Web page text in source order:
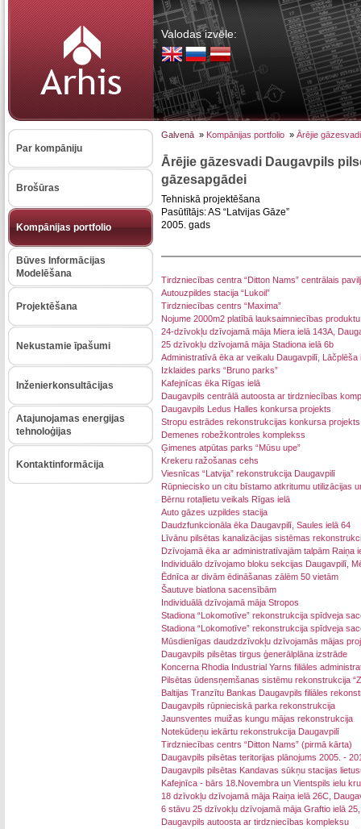
Valodas izvēle:
Par kompāniju
Brošūras
Kompānijas portfolio
Būves Informācijas
Modelēšana
Projektēšana
Nekustamie īpašumi
Inženierkonsultācijas
Atajunojamas energijas
tehnoloģijas
Kontaktinformācija
Galvenā » Kompānijas portfolio » Ārējie
Ārējie gāzesvadi Daugavpils
gāzesapgādei
Tehniskā projektēšana
Pasūtītājs: AS “Latvijas Gāze”
2005. gads
Tirdzniecības centra “Ditton Nams” centrālais
Autouzpildes stacija “Lukoil”
Tirdzniecības centrs “Maxima”
Nojume 2000m2 platībā lauksaimniecības
24-dzīvokļu dzīvojamā māja Miera ielā 143A,
25 dzīvokļu dzīvojamā māja Stadiona ielā 6b
Administratīvā ēka ar veikalu Daugavpilī, Lāčplēša
Izklaides parks “Bruno parks”
Kafejnīcas ēka Rīgas ielā
Daugavpils centrālā autoosta ar tirdzniecības
Daugavpils Ledus Halles konkursa projekts
Stropu estrādes rekonstrukcijas konkursa projekts
Demenes robežkontroles komplekss
Ģimenes atpūtas parks “Mūsu upe”
Krekeru ražošanas cehs
Viesnīcas “Latvija” rekonstrukcija Daugavpilī
Rūpniecisko un citu bīstamo atkritumu utilizācijas
Bērnu rotaļlietu veikals Rīgas ielā
Auto gāzes uzpildes stacija
Daudzfunkcionāla ēka Daugavpilī, Saules ielā 64
Līvānu pilsētas kanalizācijas sistēmas
Dzīvojamā ēka ar administratīvajām talpām Raiņa
Individuālo dzīvojamo bloku sekcijas Daugavpilī,
Ēdnīca ar divām ēdināšanas zālēm 50 vietām
Šautuve biatlona sacensībām
Individuālā dzīvojamā māja Stropos
Stadiona “Lokomotīve” rekonstrukcija spīdveja
Stadiona “Lokomotīve” rekonstrukcija spīdveja
Mūsdienīgas daudzdzīvokļu dzīvojamās mājas
Daugavpils pilsētas tirgus ģenerālplāna izstrāde
Koncerna Rhodia Industrial Yarns filiāles
Pilsētas ūdensņemšanas sistēmu rekonstrukcija
Baltijas Tranzītu Bankas Daugavpils filiāles
Daugavpils rūpnieciskā parka rekonstrukcija
Jaunsventes muižas kungu mājas rekonstrukcija
Notekūdeņu iekārtu rekonstrukcija Daugavpilī
Tirdzniecības centrs “Ditton Nams” (pirmā kārta)
Daugavpils pilsētas teritorijas plānojums 2005. -
Daugavpils pilsētas Kandavas sūkņu stacijas
Kafejnīca - bārs 18.Novembra un Vientspils ielu
18 dzīvokļu dzīvojamā māja Raiņa ielā 26C,
6 stāvu 25 dzīvokļu dzīvojamā māja Graftio ielā
Daugavpils autoosta ar tirdzniecības kompleksu